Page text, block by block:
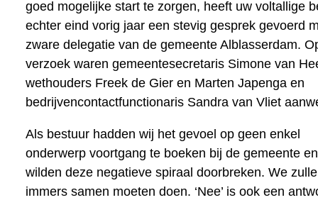
goed mogelijke start te zorgen, heeft uw voltallige
echter eind vorig jaar een stevig gesprek gevoerd
zware delegatie van de gemeente Alblasserdam.
verzoek waren gemeentesecretaris Simone van
wethouders Freek de Gier en Marten Japenga en
bedrijvencontactfunctionaris Sandra van Vliet
Als bestuur hadden wij het gevoel op geen enkel
onderwerp voortgang te boeken bij de gemeente
wilden deze negatieve spiraal doorbreken. We
immers samen moeten doen. ‘Nee’ is ook een